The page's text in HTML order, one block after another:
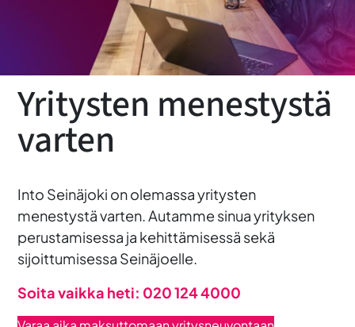
Yritysten menestystä
varten
Into Seinäjoki on olemassa yritysten
menestystä varten. Autamme sinua yrityksen
perustamisessa ja kehittämisessä sekä
sijoittumisessa Seinäjoelle.
Soita vaikka heti: 020 124 4000